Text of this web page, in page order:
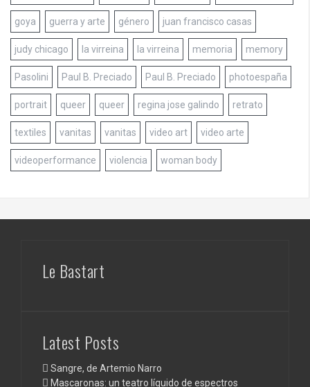
goya guerra y arte género juan francisco casas
judy chicago la virreina la virreina memoria memory
Pasolini Paul B. Preciado Paul B. Preciado photoespaña
portrait queer queer regina jose galindo retrato
textiles vanitas vanitas video art video arte
videoperformance violencia woman body
Le Bastart
Latest Posts
Sangre, de Artemio Narro
Mascaronas: un teatro líquido de espectros